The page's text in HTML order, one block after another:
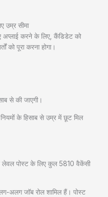
उम्र सीमा
अप्लाई करने के लिए, कैंडिडेट को
को पूरा करना होगा।
से की जाएगी।
के हिसाब से उम्र में छूट मिल
लेवल पोस्ट के लिए कुल 5810 वैकेंसी
अलग जॉब रोल शामिल हैं। पोस्ट